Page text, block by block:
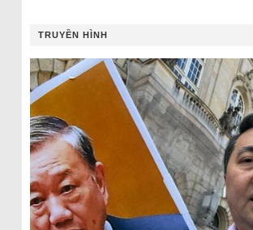
TRUYỀN HÌNH